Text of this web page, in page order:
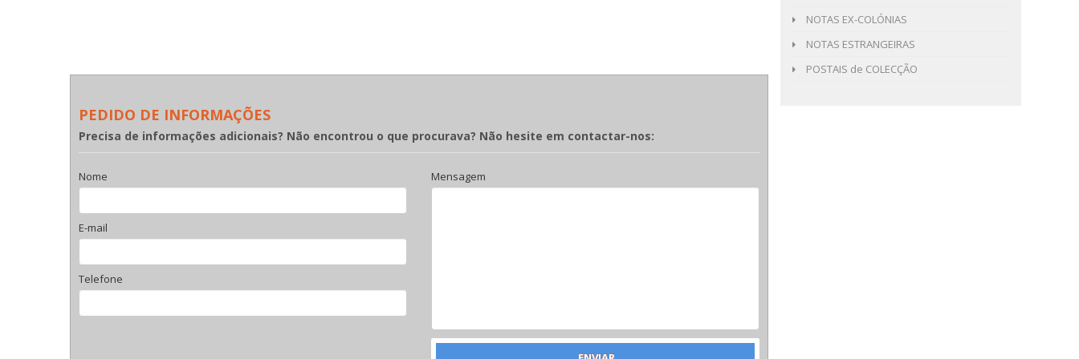
PEDIDO DE INFORMAÇÕES
Precisa de informações adicionais? Não encontrou o que procurava? Não hesite em contactar-nos:
Nome
E-mail
Telefone
Mensagem
NOTAS EX-COLÓNIAS
NOTAS ESTRANGEIRAS
POSTAIS de COLECÇÃO